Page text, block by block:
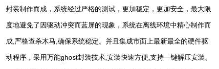
封装制作而成，系统经过严格的测试，更加稳定，更加安全，最大限
度地避免了因驱动冲突而蓝屏的现象，系统在离线环境中精心制作而
成,严格查杀木马,确保系统稳定。并且集成市面上最新最全的硬件驱
动程序，采用万能ghost封装技术,安装快速方便,支持一键解压安装、